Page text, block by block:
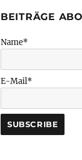
BEITRÄGE
Name*
E-Mail*